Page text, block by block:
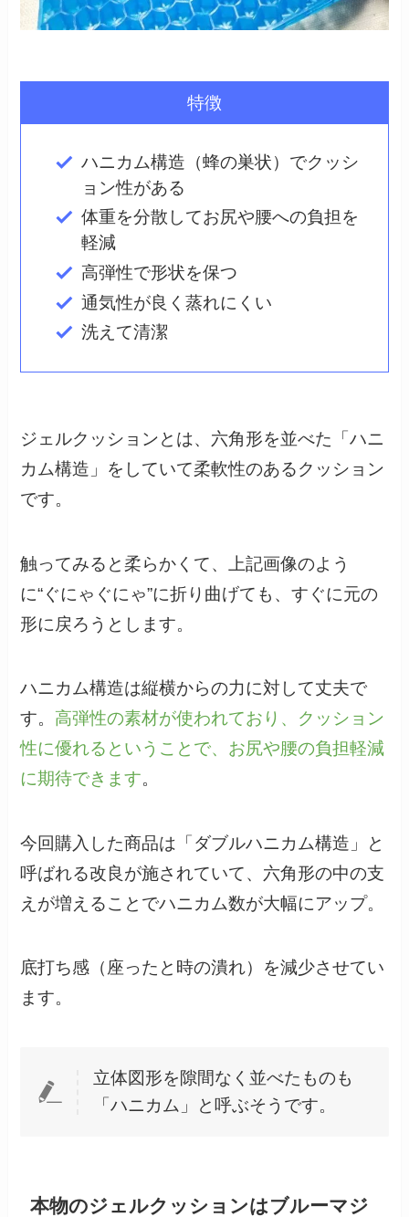
特徴
ハニカム構造（蜂の巣状）でクッシ
ョン性がある
体重を分散してお尻や腰への負担を
軽減
高弾性で形状を保つ
通気性が良く蒸れにくい
洗えて清潔
ジェルクッションとは、六角形を並べた「ハニ
カム構造」をしていて柔軟性のあるクッション
です。
触ってみると柔らかくて、上記画像のよう
に“ぐにゃぐにゃ”に折り曲げても、すぐに元の
形に戻ろうとします。
ハニカム構造は縦横からの力に対して丈夫で
す。 高弾性の素材が使われており、クッション
性に優れるということで、お尻や腰の負担軽減
に期待できます。
今回購入した商品は「ダブルハニカム構造」と
呼ばれる改良が施されていて、六角形の中の支
えが増えることでハニカム数が大幅にアップ。
底打ち感（座ったと時の潰れ）を減少させてい
ます。
立体図形を隙間なく並べたものも
「ハニカム」と呼ぶそうです。
本物のジェルクッションはブルーマジ